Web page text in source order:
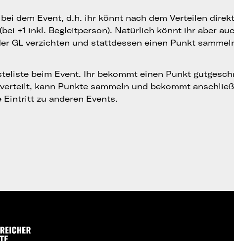
dem Event, d.h. ihr könnt nach dem Verteilen
+1 inkl. Begleitperson). Natürlich könnt ihr aber
GL verzichten und stattdessen einen Punkt
beim Event. Ihr bekommt einen Punkt
kann Punkte sammeln und bekommt
Eintritt zu anderen Events.